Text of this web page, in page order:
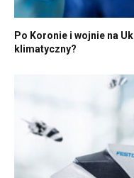
Po Koronie i wojnie na
klimatyczny?